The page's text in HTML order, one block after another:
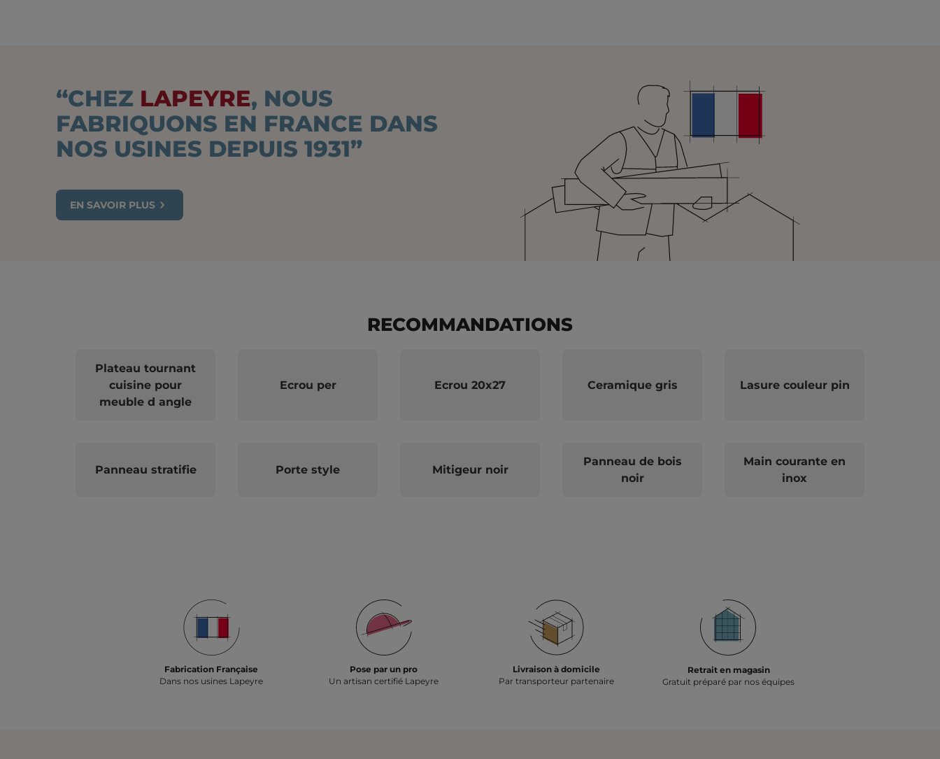
“CHEZ LAPEYRE, NOUS
FABRIQUONS EN FRANCE DANS
NOS USINES DEPUIS 1931”
EN SAVOIR PLUS
RECOMMANDATIONS
Plateau tournant
cuisine pour
meuble d angle
Ecrou per Ecrou 20x27 Ceramique gris Lasure couleur pin
Panneau stratifie Porte style Mitigeur noir
Panneau de bois
noir
Main courante en
inox
Fabrication Française
Dans nos usines Lapeyre
Pose par un pro
Un artisan certifié Lapeyre
Livraison à domicile
Par transporteur partenaire
Retrait en magasin
Gratuit préparé par nos équipes